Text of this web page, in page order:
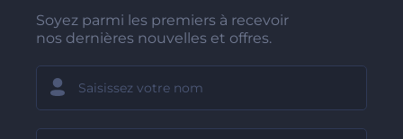
Soyez parmi les premiers à recevoir
nos dernières nouvelles et offres.